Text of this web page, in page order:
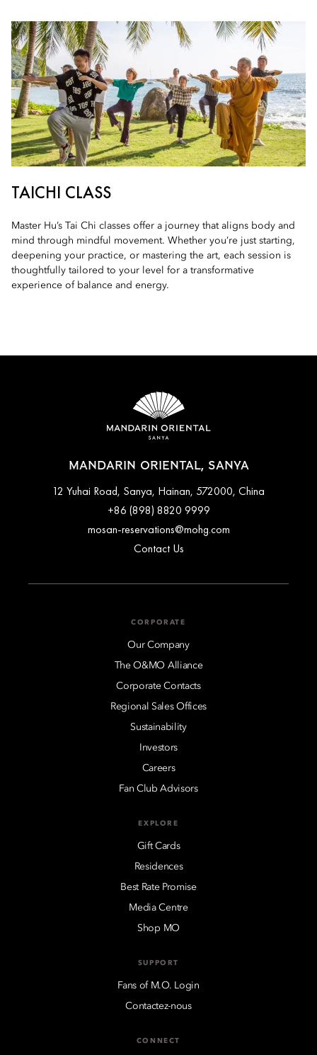
TAICHI CLASS
Master Hu’s Tai Chi classes offer a journey that aligns body and
mind through mindful movement. Whether you’re just starting,
deepening your practice, or mastering the art, each session is
thoughtfully tailored to your level for a transformative
experience of balance and energy.
MANDARIN ORIENTAL, SANYA
12 Yuhai Road, Sanya, Hainan, 572000, China
+86 (898) 8820 9999
mosan-reservations@mohg.com
Contact Us
CORPORATE
Our Company
The O&MO Alliance
Corporate Contacts
Regional Sales Offices
Sustainability
Investors
Careers
Fan Club Advisors
EXPLORE
Gift Cards
Residences
Best Rate Promise
Media Centre
Shop MO
SUPPORT
Fans of M.O. Login
Contactez-nous
CONNECT